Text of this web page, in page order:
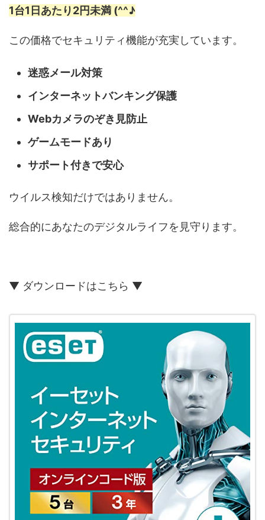
1台1日あたり2円未満 (^^♪
この価格でセキュリティ機能が充実しています。
迷惑メール対策
インターネットバンキング保護
Webカメラのぞき見防止
ゲームモードあり
サポート付きで安心
ウイルス検知だけではありません。
総合的にあなたのデジタルライフを見守ります。
▼ ダウンロードはこちら ▼